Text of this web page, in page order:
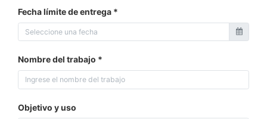
Fecha límite de entrega
Nombre del trabajo
Objetivo y uso